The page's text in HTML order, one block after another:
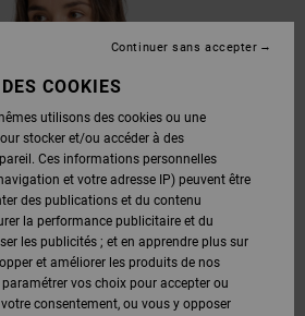
COOKIES
utilisons des cookies ou une
stocker et/ou accéder à des
Ces informations personnelles
et votre adresse IP) peuvent être
des publications et du contenu
la performance publicitaire et du
les publicités ; et en apprendre plus sur
et améliorer les produits de nos
vos choix pour accepter ou
consentement, ou vous y opposer
Continuer sans accepter